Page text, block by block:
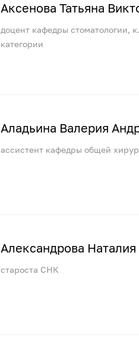
Аксенова Татьяна
доцент кафедры стоматологии,
категории
Аладьина Валерия
ассистент кафедры общей
Александрова Наталия
староста СНК